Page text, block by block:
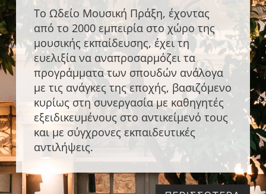
Το Ωδείο Μουσική Πράξη, έχοντας
από το 2000 εμπειρία στο χώρο της
μουσικής εκπαίδευσης, έχει τη
ευελιξία να αναπροσαρμόζει τα
προγράμματα των σπουδών ανάλογα
με τις ανάγκες της εποχής, βασιζόμενο
κυρίως στη συνεργασία με καθηγητές
εξειδικευμένους στο αντικείμενό τους
και με σύγχρονες εκπαιδευτικές
αντιλήψεις.